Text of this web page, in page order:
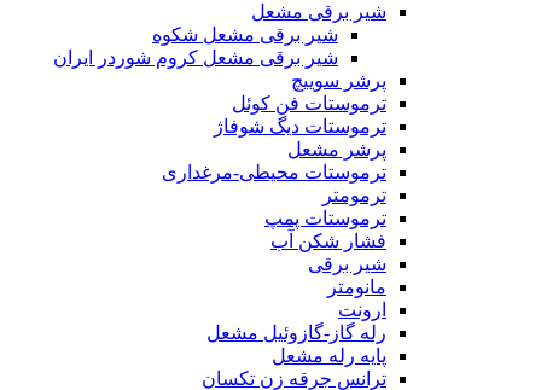
شیر برقی مشعل
شیر برقی مشعل شکوه
شیر برقی مشعل کروم شوردر ایران
پرشر سوییچ
ترموستات فن کوئل
ترموستات دیگ شوفاژ
پرشر مشعل
ترموستات محیطی-مرغداری
ترمومتر
ترموستات پمپ
فشار شکن آب
شیر برقی
مانومتر
ارونت
رله گاز-گازوئیل مشعل
پایه رله مشعل
ترانس جرقه زن تکسان